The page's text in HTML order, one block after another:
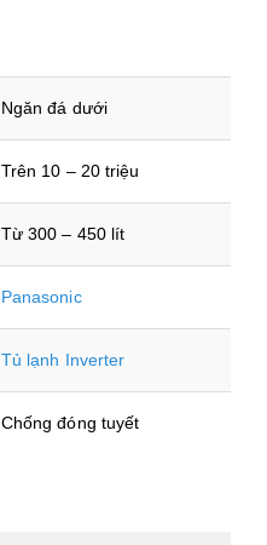
Ngăn đá dưới
Trên 10 – 20 triệu
Từ 300 – 450 lít
Panasonic
Tủ lạnh Inverter
Chống đóng tuyết